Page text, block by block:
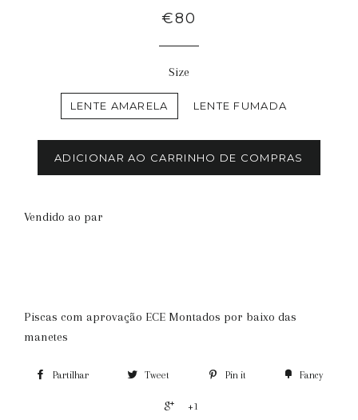
€80
Size
LENTE AMARELA LENTE FUMADA
ADICIONAR AO CARRINHO DE COMPRAS
Vendido ao par
Piscas com aprovação ECE Montados por baixo das
manetes
Partilhar Tweet Pin it Fancy
+1